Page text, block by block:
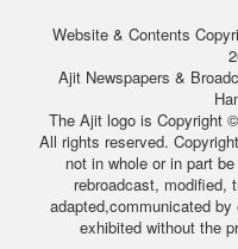
Website & Contents
Ajit Newspapers &
The Ajit logo is Copyright
All rights reserved.
not in whole or in part
rebroadcast, modified,
adapted,communicated
exhibited without the